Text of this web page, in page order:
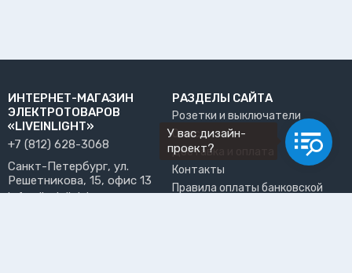
ИНТЕРНЕТ-МАГАЗИН
ЭЛЕКТРОТОВАРОВ
«LIVEINLIGHT»
+7 (812) 628-3068
Санкт-Петербург, ул.
Решетникова, 15, офис 13
info@liveinlight.ru
РАЗДЕЛЫ САЙТА
Розетки и выключатели
О нас
Доставка и оплата
Контакты
Правила оплаты банковской
У вас дизайн-
проект?